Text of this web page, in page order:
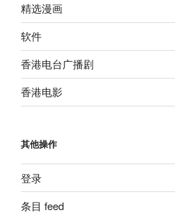
精选漫画
软件
香港电台广播剧
香港电影
其他操作
登录
条目 feed